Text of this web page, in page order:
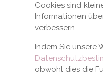
Cookies sind
Informationen
verbessern.
Indem Sie unsere
obwohl dies die